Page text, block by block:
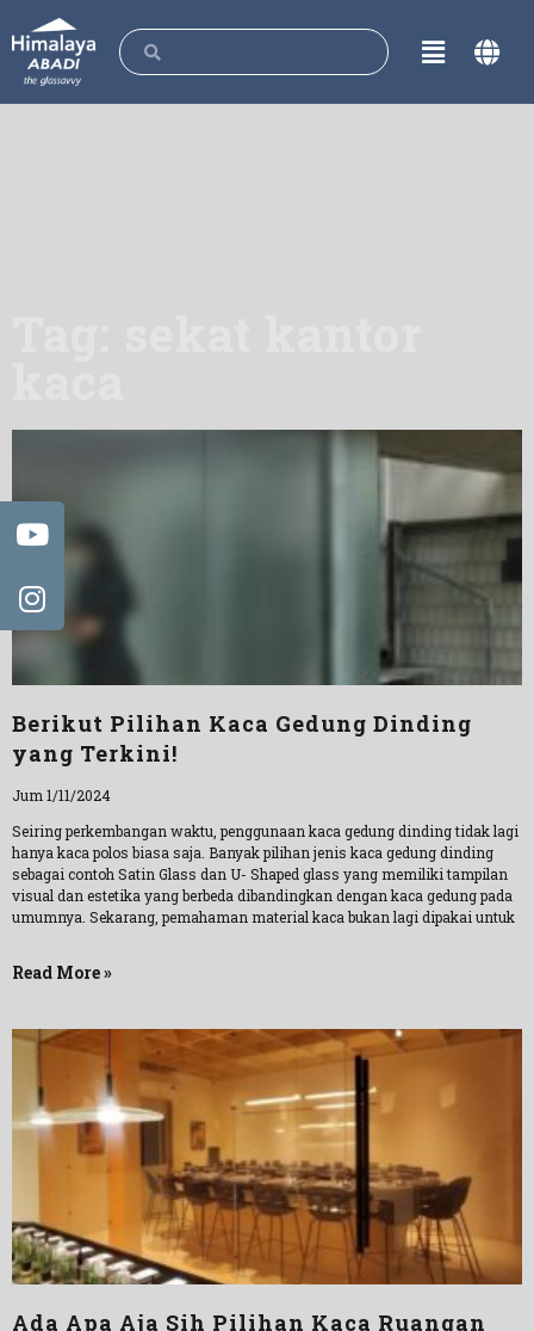
Berikut Pilihan Kaca Gedung Dinding
yang Terkini!
Jum 1/11/2024
Seiring perkembangan waktu, penggunaan kaca gedung dinding tidak lagi
hanya kaca polos biasa saja. Banyak pilihan jenis kaca gedung dinding
sebagai contoh Satin Glass dan U- Shaped glass yang memiliki tampilan
visual dan estetika yang berbeda dibandingkan dengan kaca gedung pada
umumnya. Sekarang, pemahaman material kaca bukan lagi dipakai untuk
Read More »
Ada Apa Aja Sih Pilihan Kaca Ruangan